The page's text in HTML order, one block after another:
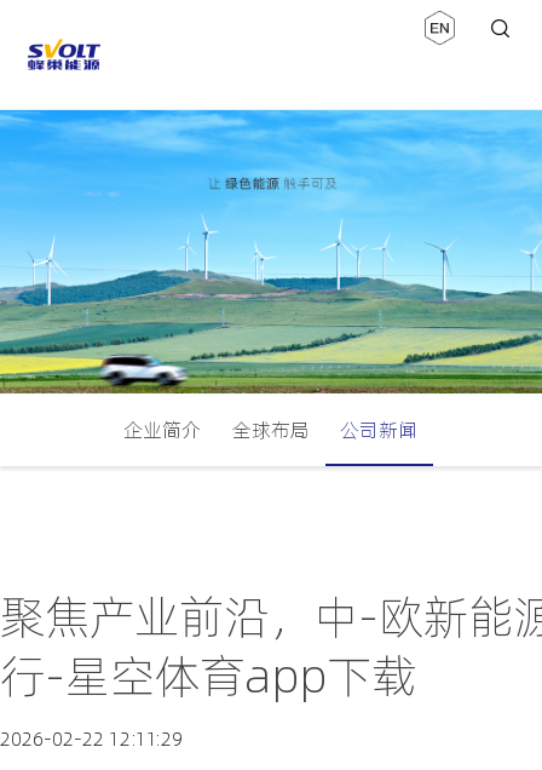
企业简介 全球布局 公司新闻
聚焦产业前沿，中-欧新能
行-星空体育app下载
2026-02-22 12:11:29